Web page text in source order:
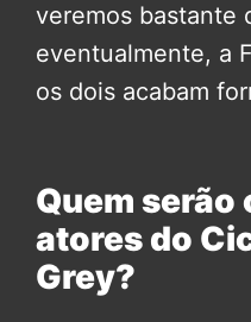
veremos bastante
eventualmente, a
os dois acabam
Quem serão
atores do
Grey?